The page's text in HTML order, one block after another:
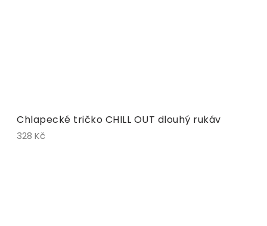
Chlapecké tričko CHILL OUT dlouhý rukáv
328 Kč